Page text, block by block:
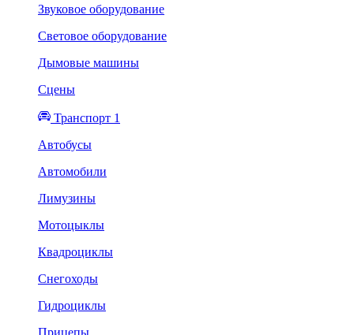
Звуковое оборудование
Световое оборудование
Дымовые машины
Сцены
Транспорт 1
Автобусы
Автомобили
Лимузины
Мотоцыклы
Квадроциклы
Снегоходы
Гидроциклы
Прицепы